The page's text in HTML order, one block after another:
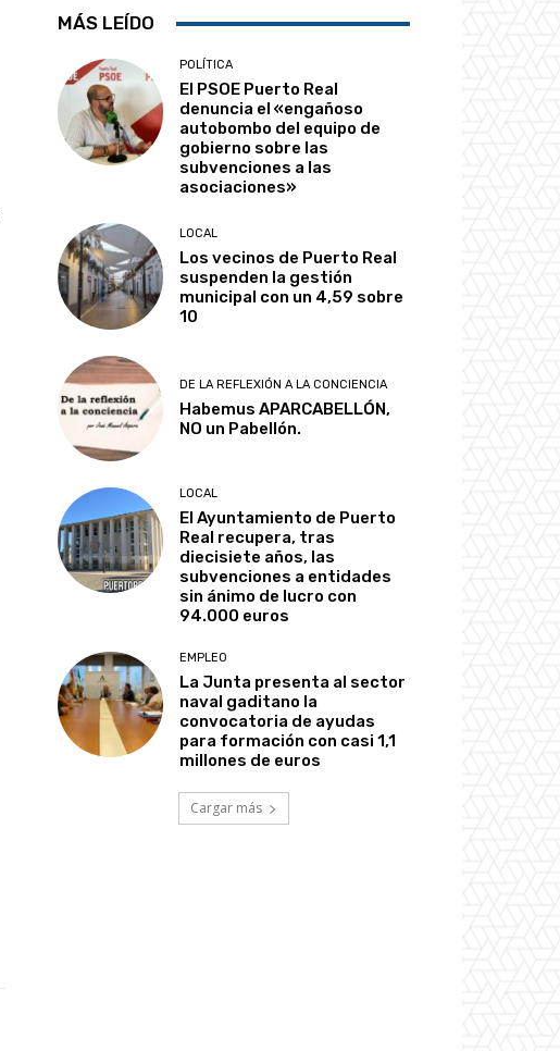
MÁS LEÍDO
POLÍTICA
El PSOE Puerto Real
denuncia el «engañoso
autobombo del equipo de
gobierno sobre las
subvenciones a las
asociaciones»
LOCAL
Los vecinos de Puerto Real
suspenden la gestión
municipal con un 4,59 sobre
10
DE LA REFLEXIÓN A LA CONCIENCIA
Habemus APARCABELLÓN,
NO un Pabellón.
LOCAL
El Ayuntamiento de Puerto
Real recupera, tras
diecisiete años, las
subvenciones a entidades
sin ánimo de lucro con
94.000 euros
EMPLEO
La Junta presenta al sector
naval gaditano la
convocatoria de ayudas
para formación con casi 1,1
millones de euros
Cargar más